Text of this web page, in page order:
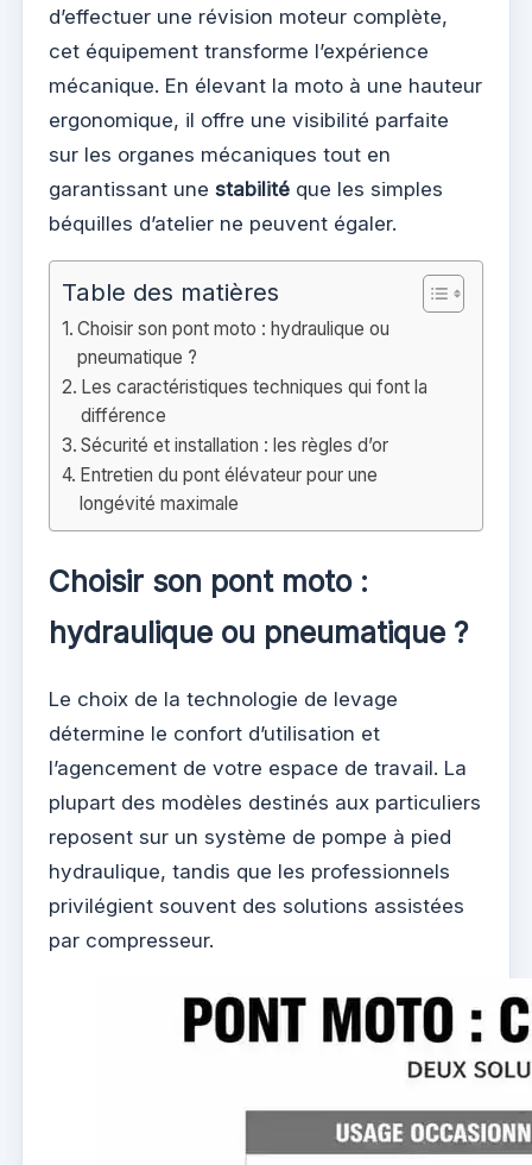
d’effectuer une révision moteur complète,
cet équipement transforme l’expérience
mécanique. En élevant la moto à une hauteur
ergonomique, il offre une visibilité parfaite
sur les organes mécaniques tout en
garantissant une stabilité que les simples
béquilles d’atelier ne peuvent égaler.
Table des matières
Choisir son pont moto : hydraulique ou
pneumatique ?
Les caractéristiques techniques qui font la
différence
Sécurité et installation : les règles d’or
Entretien du pont élévateur pour une
longévité maximale
Choisir son pont moto :
hydraulique ou pneumatique ?
Le choix de la technologie de levage
détermine le confort d’utilisation et
l’agencement de votre espace de travail. La
plupart des modèles destinés aux particuliers
reposent sur un système de pompe à pied
hydraulique, tandis que les professionnels
privilégient souvent des solutions assistées
par compresseur.